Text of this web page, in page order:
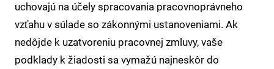
uchovajú na účely spracovania pracovnoprávneho
vzťahu v súlade so zákonnými ustanoveniami. Ak
nedôjde k uzatvoreniu pracovnej zmluvy, vaše
podklady k žiadosti sa vymažú najneskôr do